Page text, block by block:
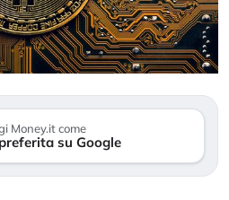
Money.it come
su Google